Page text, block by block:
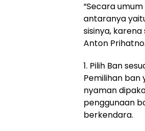
“Secara
antaranya
sisinya,
Anton Prihatno.
1. Pilih Ban
Pemilihan ban
nyaman
penggunaan
berkendara.